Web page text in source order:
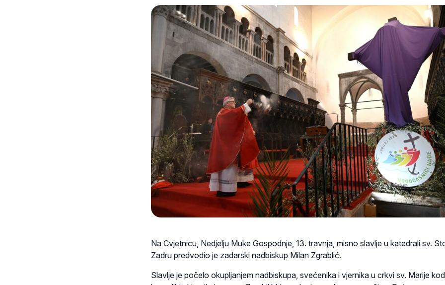
Na Cvjetnicu, Nedjelju Muke Gospodnje, 13. travnja, misno slavlje u katedrali sv.
Zadru predvodio je zadarski nadbiskup Milan Zgrablić.
Slavlje je počelo okupljanjem nadbiskupa, svećenika i vjernika u crkvi sv. Marije kod